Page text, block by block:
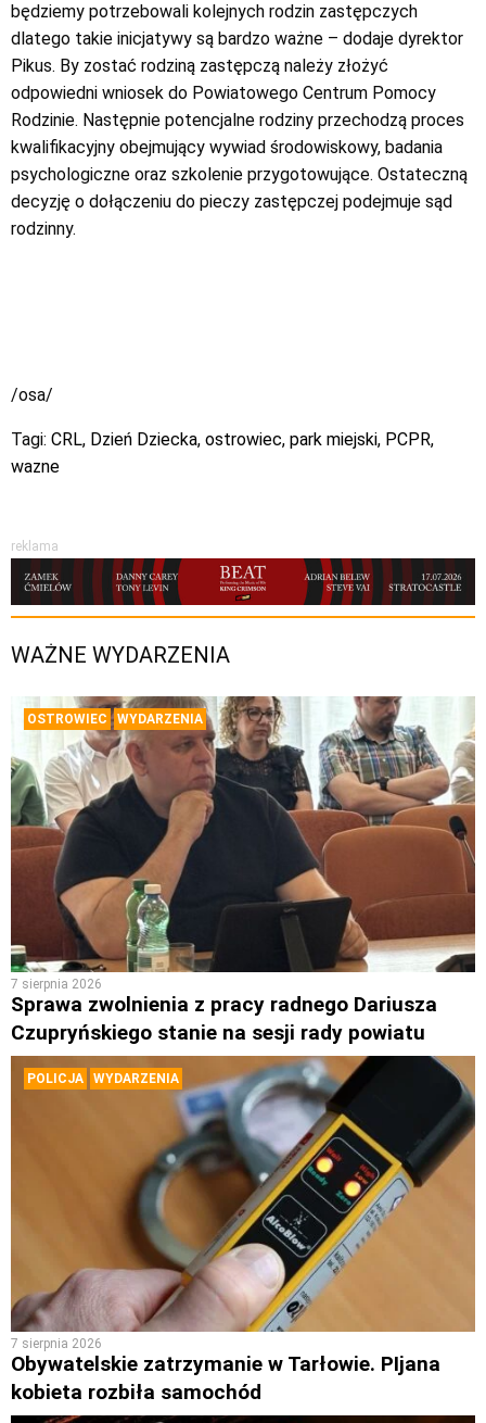
będziemy potrzebowali kolejnych rodzin zastępczych
dlatego takie inicjatywy są bardzo ważne – dodaje dyrektor
Pikus. By zostać rodziną zastępczą należy złożyć
odpowiedni wniosek do Powiatowego Centrum Pomocy
Rodzinie. Następnie potencjalne rodziny przechodzą proces
kwalifikacyjny obejmujący wywiad środowiskowy, badania
psychologiczne oraz szkolenie przygotowujące. Ostateczną
decyzję o dołączeniu do pieczy zastępczej podejmuje sąd
rodzinny.
/osa/
Tagi: CRL, Dzień Dziecka, ostrowiec, park miejski, PCPR,
wazne
reklama
WAŻNE WYDARZENIA
OSTROWIEC WYDARZENIA
7 sierpnia 2026
Sprawa zwolnienia z pracy radnego Dariusza
Czupryńskiego stanie na sesji rady powiatu
POLICJA WYDARZENIA
7 sierpnia 2026
Obywatelskie zatrzymanie w Tarłowie. PIjana
kobieta rozbiła samochód